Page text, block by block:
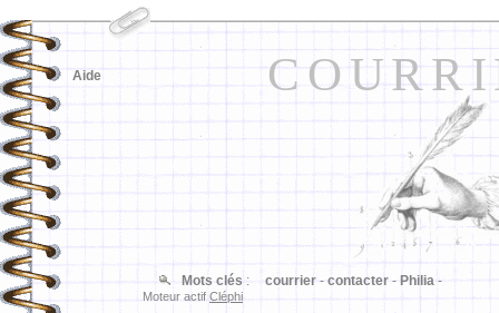
Aide
Mots clés :
Moteur actif Cléphi
courrier - contacter - Philia -